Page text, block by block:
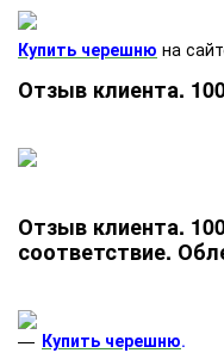
Купить черешню на
Отзыв клиента.
Отзыв клиента.
соответствие.
Купить черешню.